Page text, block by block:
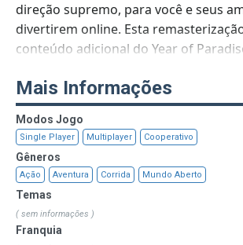
direção supremo, para você e seus
divertirem online. Esta
conteúdo adicional do Year of
para tocar o terror em 4K no Xbox One
Explore Paradise City com seus amigos
Queime borracha e rasgue metal
abertas de Paradise City, enquanto
truques e atalhos. Faça seu caminho
eventos únicos, usando seu
para encontrar o caminho mais
Mais Informações
Modos Jogo
Single Player Multiplayer Cooperativo
Gêneros
Ação Aventura Corrida Mundo Aberto
Temas
( sem informações )
Franquia